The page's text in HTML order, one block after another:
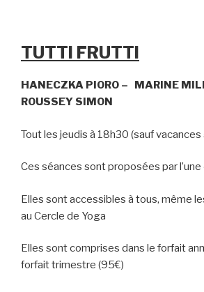
TUTTI FRUTTI
HANECZKA PIORO – MARINE
ROUSSEY SIMON
Tout les jeudis à 18h30 (sauf vacances
Ces séances sont proposées par
Elles sont accessibles à tous, même
au Cercle de Yoga
Elles sont comprises dans le forfait
forfait trimestre (95€)